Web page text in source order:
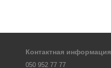
Контактная информация
050 952 77 77